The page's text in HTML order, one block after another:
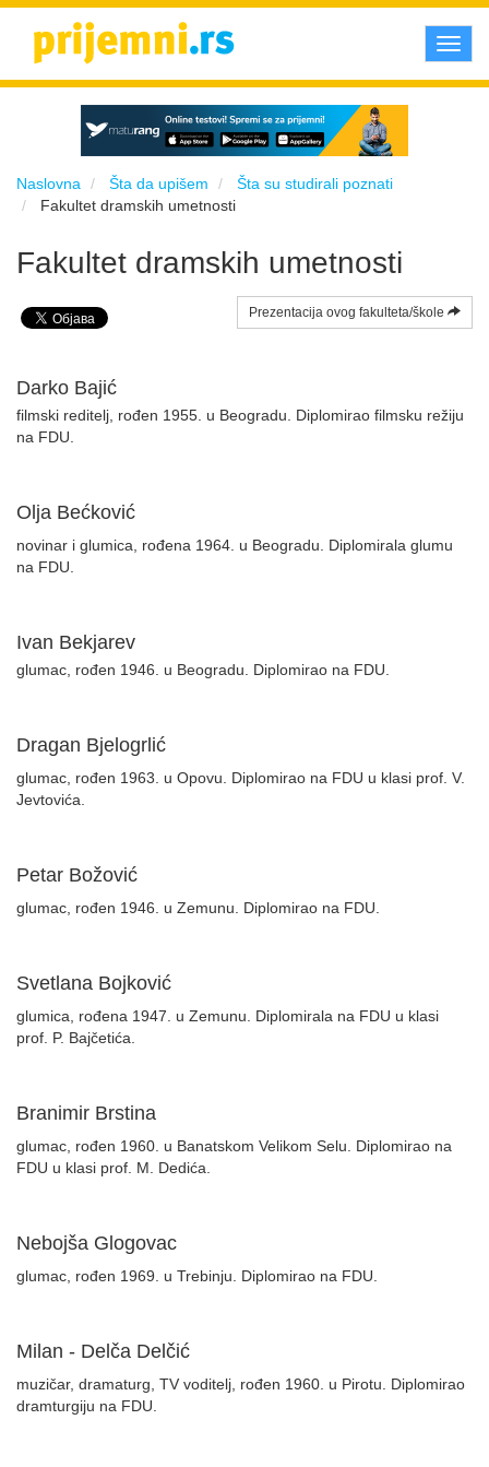
Naslovna Šta da upišem
Šta su studirali poznati
Fakultet dramskih umetnosti
Fakultet dramskih umetnosti
Prezentacija ovog fakulteta/škole
Darko Bajić
filmski reditelj, rođen 1955. u Beogradu. Diplomirao filmsku režiju
na FDU.
Olja Bećković
novinar i glumica, rođena 1964. u Beogradu. Diplomirala glumu
na FDU.
Ivan Bekjarev
glumac, rođen 1946. u Beogradu. Diplomirao na FDU.
Dragan Bjelogrlić
glumac, rođen 1963. u Opovu. Diplomirao na FDU u klasi prof. V.
Jevtovića.
Petar Božović
glumac, rođen 1946. u Zemunu. Diplomirao na FDU.
Svetlana Bojković
glumica, rođena 1947. u Zemunu. Diplomirala na FDU u klasi
prof. P. Bajčetića.
Branimir Brstina
glumac, rođen 1960. u Banatskom Velikom Selu. Diplomirao na
FDU u klasi prof. M. Dedića.
Nebojša Glogovac
glumac, rođen 1969. u Trebinju. Diplomirao na FDU.
Milan - Delča Delčić
muzičar, dramaturg, TV voditelj, rođen 1960. u Pirotu. Diplomirao
dramturgiju na FDU.